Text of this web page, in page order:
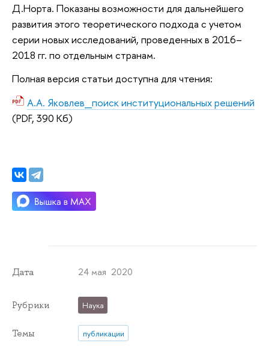
Д.Норта. Показаны возможности для дальнейшего
развития этого теоретического подхода с учетом
серии новых исследований, проведенных в 2016–
2018 гг. по отдельным странам.
Полная версия статьи доступна для чтения:
А.А. Яковлев_поиск институциональных решений
(PDF, 390 Кб)
Дата 24 мая 2020
Рубрики Наука
Темы публикации